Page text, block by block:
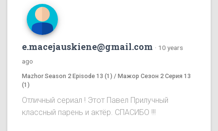
e.macejauskiene@gmail.com · 10 years
ago
Mazhor Season 2 Episode 13 (1) / Мажор Сезон 2 Серия 13
(1)
Отличный сериал ! Этот Павел Прилучный
классный парень и актёр. СПАСИБО !!!